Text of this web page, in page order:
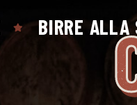
BIRRE ALLA